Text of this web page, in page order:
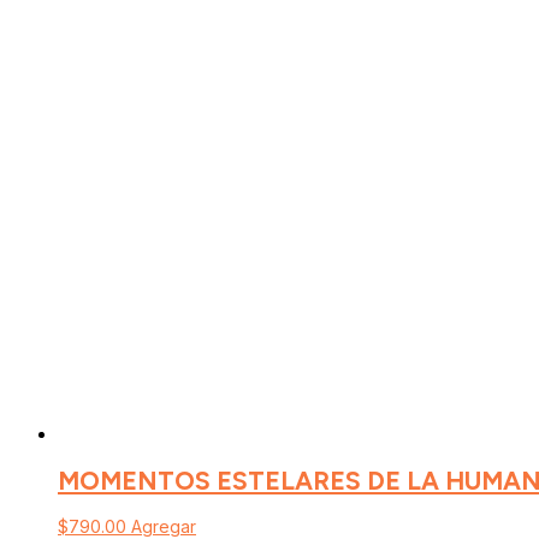
MOMENTOS ESTELARES DE LA
$790.00 Agregar